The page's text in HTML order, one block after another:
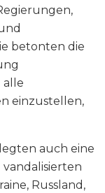
betonten die
alle
einzustellen,
auch eine
Russland,